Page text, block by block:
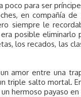
poco para ser
en compañía
siempre le
posible eliminarlo
los recados, las
amor entre una
triple salto mortal.
hermoso payaso